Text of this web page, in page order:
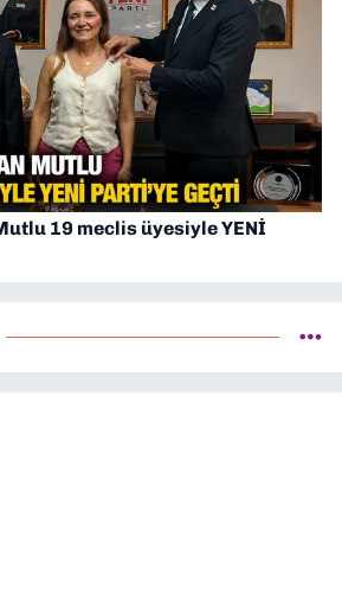
19 meclis üyesiyle YENİ